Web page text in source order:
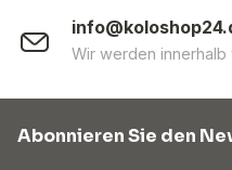
Wir werden
Abonnieren Sie den